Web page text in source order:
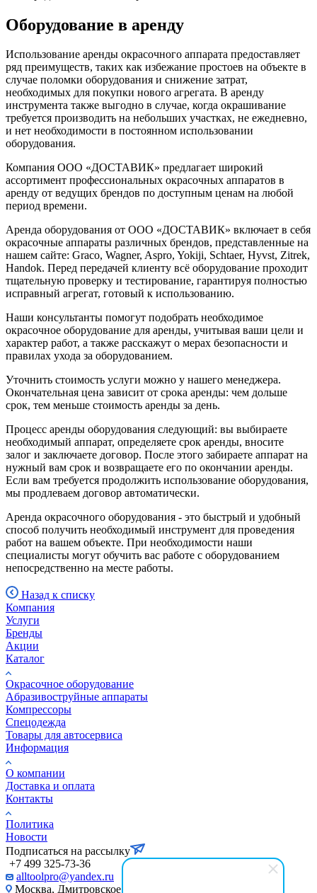
Оборудование в аренду
Использование аренды окрасочного аппарата предоставляет
ряд преимуществ, таких как избежание простоев на объекте в
случае поломки оборудования и снижение затрат,
необходимых для покупки нового агрегата. В аренду
инструмента также выгодно в случае, когда окрашивание
требуется производить на небольших участках, не ежедневно,
и нет необходимости в постоянном использовании
оборудования.
Компания ООО «ДОСТАВИК» предлагает широкий
ассортимент профессиональных окрасочных аппаратов в
аренду от ведущих брендов по доступным ценам на любой
период времени.
Аренда оборудования от ООО «ДОСТАВИК» включает в себя
окрасочные аппараты различных брендов, представленные на
нашем сайте: Graco, Wagner, Aspro, Yokiji, Schtaer, Hyvst, Zitrek,
Handok. Перед передачей клиенту всё оборудование проходит
тщательную проверку и тестирование, гарантируя полностью
исправный агрегат, готовый к использованию.
Наши консультанты помогут подобрать необходимое
окрасочное оборудование для аренды, учитывая ваши цели и
характер работ, а также расскажут о мерах безопасности и
правилах ухода за оборудованием.
Уточнить стоимость услуги можно у нашего менеджера.
Окончательная цена зависит от срока аренды: чем дольше
срок, тем меньше стоимость аренды за день.
Процесс аренды оборудования следующий: вы выбираете
необходимый аппарат, определяете срок аренды, вносите
залог и заключаете договор. После этого забираете аппарат на
нужный вам срок и возвращаете его по окончании аренды.
Если вам требуется продолжить использование оборудования,
мы продлеваем договор автоматически.
Аренда окрасочного оборудования - это быстрый и удобный
способ получить необходимый инструмент для проведения
работ на вашем объекте. При необходимости наши
специалисты могут обучить вас работе с оборудованием
непосредственно на месте работы.
Назад к списку
Компания
Услуги
Бренды
Акции
Каталог
Окрасочное оборудование
Aбразивоструйные аппараты
Компрессоры
Спецодежда
Товары для автосервиса
Информация
О компании
Доставка и оплата
Контакты
Политика
Новости
Подписаться на рассылку
+7 499 325-73-36
alltoolpro@yandex.ru
Москва, Дмитровское шоссе , д 81